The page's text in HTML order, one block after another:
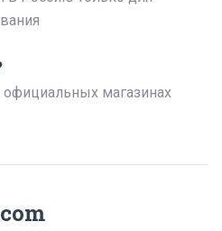
магазинах